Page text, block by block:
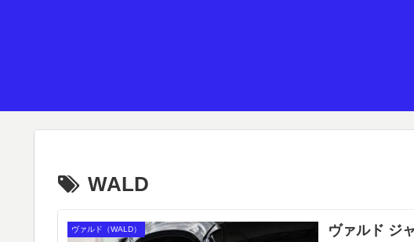
WALD
ヴァルド（WALD）
ヴァルド ジ